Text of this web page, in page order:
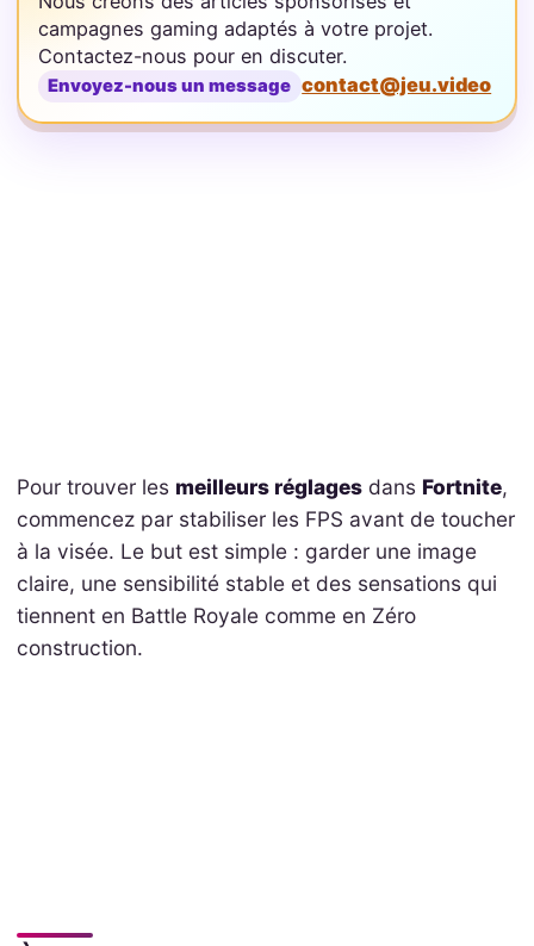
campagnes gaming adaptés à votre projet.
Contactez-nous pour en discuter.
Envoyez-nous un message contact@jeu.video
Pour trouver les meilleurs réglagesdans Fortnite,
commencez par stabiliser les FPS avant de toucher
à la visée. Le but est simple : garder une image
claire, une sensibilité stable et des sensations qui
tiennent en Battle Royale comme en Zéro
construction.